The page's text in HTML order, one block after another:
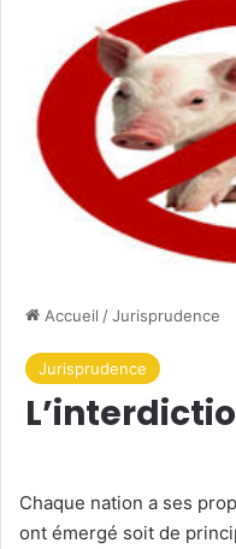
Accueil /Jurisprudence
Jurisprudence
Chaque nation a ses
ont émergé soit de